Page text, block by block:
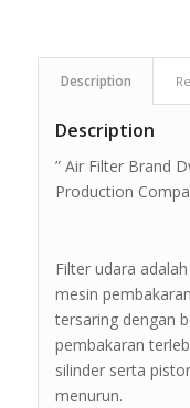
Description
Description
” Air Filter Brand
Production
Filter udara
mesin
tersaring dengan
pembakaran
silinder serta
menurun.